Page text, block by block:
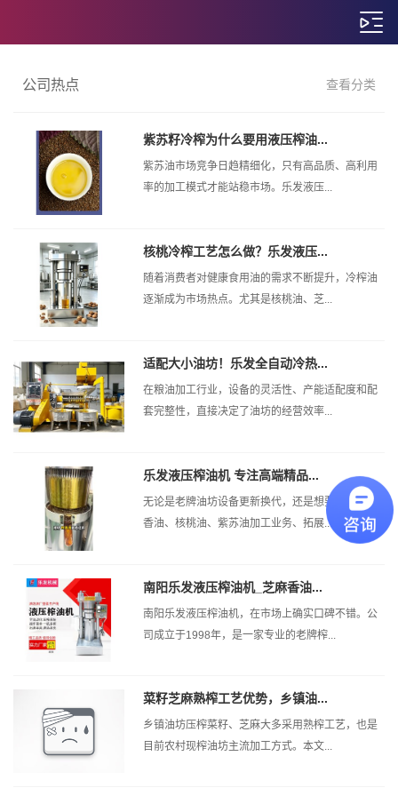
公司热点 查看分类
紫苏籽冷榨为什么要用液压榨油...
紫苏油市场竞争日趋精细化，只有高品质、高利用
率的加工模式才能站稳市场。乐发液压...
核桃冷榨工艺怎么做？乐发液压...
随着消费者对健康食用油的需求不断提升，冷榨油
逐渐成为市场热点。尤其是核桃油、芝...
适配大小油坊！乐发全自动冷热...
在粮油加工行业，设备的灵活性、产能适配度和配
套完整性，直接决定了油坊的经营效率...
乐发液压榨油机 专注高端精品...
无论是老牌油坊设备更新换代，还是想要新增芝麻
香油、核桃油、紫苏油加工业务、拓展...
南阳乐发液压榨油机_芝麻香油...
南阳乐发液压榨油机，在市场上确实口碑不错。公
司成立于1998年，是一家专业的老牌榨...
菜籽芝麻熟榨工艺优势，乡镇油...
乡镇油坊压榨菜籽、芝麻大多采用熟榨工艺，也是
目前农村现榨油坊主流加工方式。本文...